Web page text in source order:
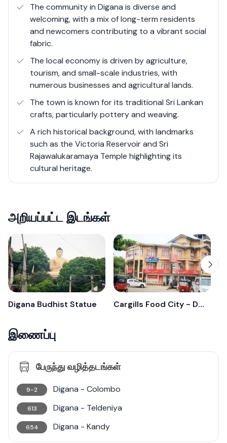
heritage, and proximity to Kandy, Digana is an attractive
destination for both residents and visitors.
The community in Digana is diverse and
welcoming, with a mix of long-term residents
and newcomers contributing to a vibrant social
fabric.
The local economy is driven by agriculture,
tourism, and small-scale industries, with
numerous businesses and agricultural lands.
The town is known for its traditional Sri Lankan
crafts, particularly pottery and weaving.
A rich historical background, with landmarks
such as the Victoria Reservoir and Sri
Rajawalukaramaya Temple highlighting its
cultural heritage.
அறியப்பட்ட இடங்கள்
Digana Budhist Statue Cargills Food City - Digana
இணைப்பு
பேருந்து வழித்தடங்கள்
9-2 Digana - Colombo
613 Digana - Teldeniya
654 Digana - Kandy